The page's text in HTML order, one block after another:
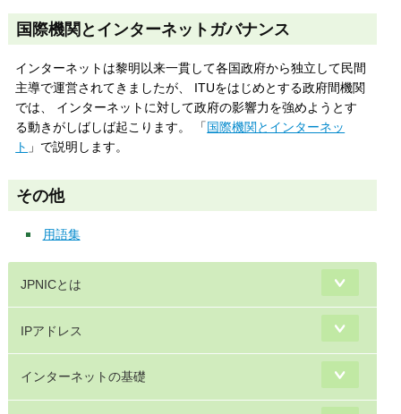
国際機関とインターネットガバナンス
インターネットは黎明以来一貫して各国政府から独立して民間
主導で運営されてきましたが、 ITUをはじめとする政府間機関
では、 インターネットに対して政府の影響力を強めようとす
る動きがしばしば起こります。 「国際機関とインターネッ
ト 」で説明します。
その他
用語集
JPNICとは
IPアドレス
インターネットの基礎